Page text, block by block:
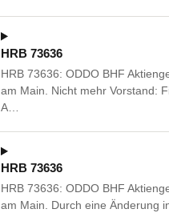
HRB 73636
HRB 73636: ODDO BHF
am Main. Nicht mehr Vorstand:
A…
HRB 73636
HRB 73636: ODDO BHF
am Main. Durch eine Änderung